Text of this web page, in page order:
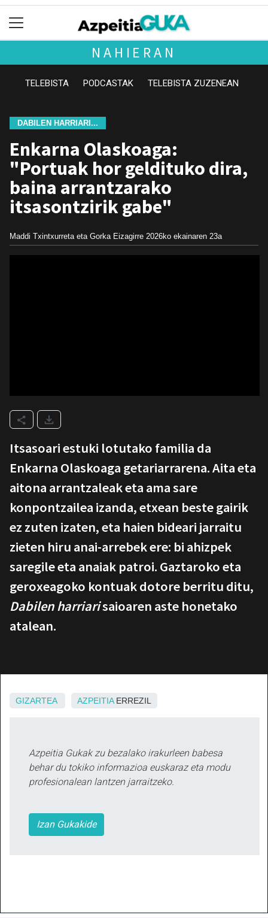
NAHIERAN
TELEBISTA PODCASTAK TELEBISTA ZUZENEAN
DABILEN HARRIARI...
Enkarna Olaskoaga:
"Portuak hor geldituko dira,
baina arrantzarako
itsasontzirik gabe"
Maddi Txintxurreta eta Gorka Eizagirre 2026ko ekainaren 23a
Itsasoari estuki lotutako familia da
Enkarna Olaskoaga getariarrarena. Aita eta
aitona arrantzaleak eta ama sare
konpontzailea izanda, etxean beste gairik
ez zuten izaten, eta haien bideari jarraitu
zieten hiru anai-arrebek ere: bi ahizpek
saregile eta anaiak patroi. Gaztaroko eta
geroxeagoko kontuak dotore berritu ditu,
Dabilen harriarisaioaren aste honetako
atalean.
GIZARTEA AZPEITIAERREZIL
Azpeitia Gukak zu bezalako irakurleen babesa
behar du tokiko informazioa euskaraz eta modu
profesionalean lantzen jarraitzeko.
Izan Gukakide